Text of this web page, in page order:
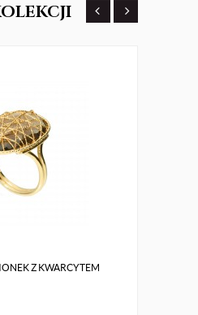
Z KWARCYTEM